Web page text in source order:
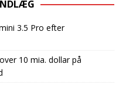
3.5 Pro efter
10 mia. dollar på